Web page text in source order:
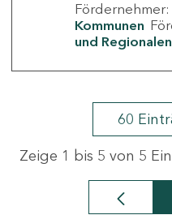
Fördernehmer:
Kommunen
und
60
Zeige 1 bis 5 von 5